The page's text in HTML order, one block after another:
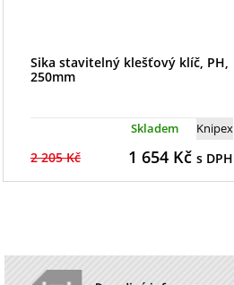
Sika stavitelný klešťový klíč, PH,
250mm
Knipex
Skladem
2 205 Kč 1 654Kč s DPH